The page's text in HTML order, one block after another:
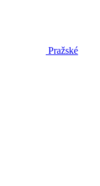
Pražské